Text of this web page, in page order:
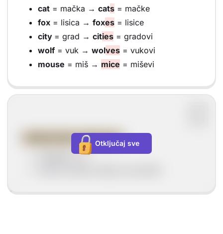
cat = mačka → cats = mačke
fox = lisica → foxes = lisice
city = grad → cities = gradovi
wolf= vuk → wolves = vukovi
mouse = miš → mice = miševi
OSNOVNO PRAVILO
dodajemo-s
Otključaj sve